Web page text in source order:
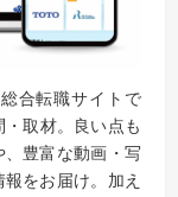
合転職サイトで
取材。良い点も
豊富な動画・写
をお届け。加え